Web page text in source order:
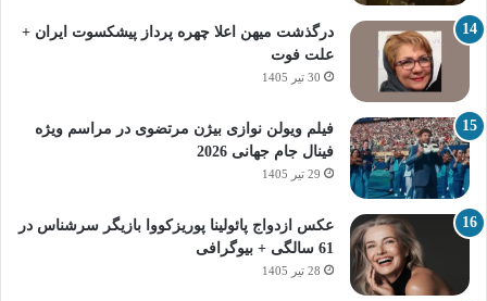
درگذشت میهن اعلا چهره پرداز پیشکسوت ایران +
علت فوت
30 تیر 1405
فیلم ویولن نوازی بیژن مرتضوی در مراسم ویژه
فینال جام جهانی 2026
29 تیر 1405
عکس ازدواج پائولینا پوریزکووا بازیگر سرشناس در
61 سالگی + بیوگرافی
28 تیر 1405